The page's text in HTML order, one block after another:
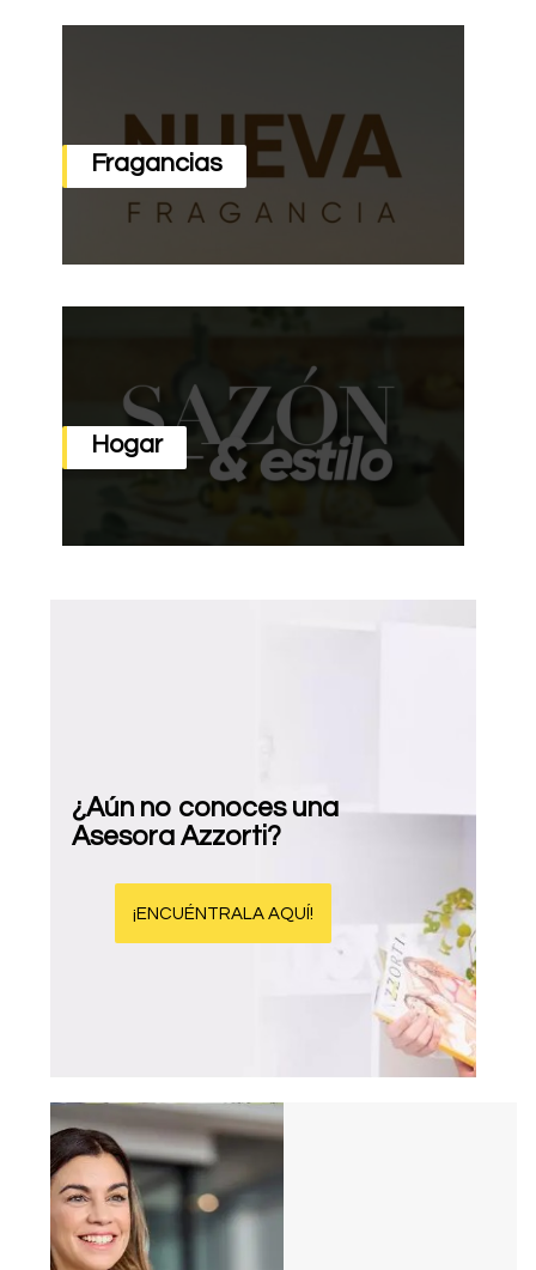
Fragancias
Hogar
¿Aún no conoces una
Asesora Azzorti?
¡ENCUÉNTRALA AQUÍ!